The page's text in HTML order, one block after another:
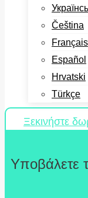
Čeština
Français
Español
Hrvatski
Türkçe
Ξεκινήστε
Υποβάλετε